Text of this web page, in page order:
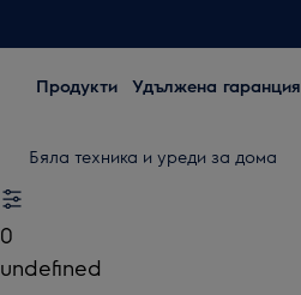
Продукти Удължена гаранция
Бяла техника и уреди за дома
0
undefined